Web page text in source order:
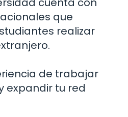
que
realizar
de trabajar
expandir tu red